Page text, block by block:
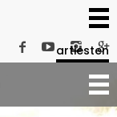
   
artiesten